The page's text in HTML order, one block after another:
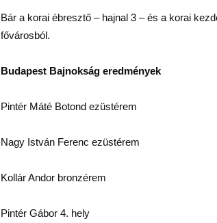
Bár a korai ébresztő – hajnal 3 – és a korai
fővárosból.
Budapest Bajnokság eredmények
Pintér Máté Botond ezüstérem
Nagy István Ferenc ezüstérem
Kollár Andor bronzérem
Pintér Gábor 4. hely